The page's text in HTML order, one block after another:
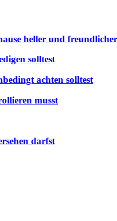
heller und
solltest
achten solltest
musst
darfst